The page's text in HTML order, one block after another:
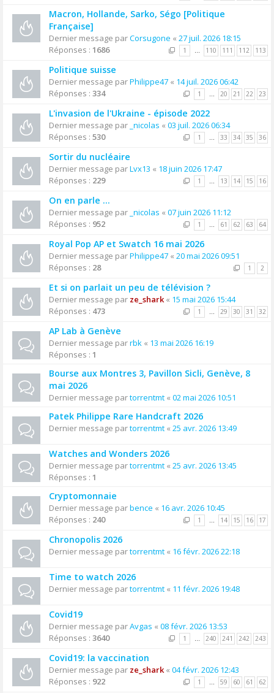
Macron, Hollande, Sarko, Ségo [Politique
Française]
Dernier message parCorsugone « 27 juil. 2026 18:15
Réponses : 1686 1 … 110 111 112 113
Politique suisse
Dernier message parPhilippe47 « 14 juil. 2026 06:42
Réponses : 334 1 … 20 21 22 23
L'invasion de l'Ukraine - épisode 2022
Dernier message par _nicolas « 03 juil. 2026 06:34
Réponses : 530 1 … 33 34 35 36
Sortir du nucléaire
Dernier message parLvx13 « 18 juin 2026 17:47
Réponses : 229 1 … 13 14 15 16
On en parle ...
Dernier message par _nicolas « 07 juin 2026 11:12
Réponses : 952 1 … 61 62 63 64
Royal Pop AP et Swatch 16 mai 2026
Dernier message parPhilippe47 « 20 mai 2026 09:51
Réponses : 28 1 2
Et si on parlait un peu de télévision ?
Dernier message par ze_shark« 15 mai 2026 15:44
Réponses : 473 1 … 29 30 31 32
AP Lab à Genève
Dernier message parrbk « 13 mai 2026 16:19
Réponses : 1
Bourse aux Montres 3, Pavillon Sicli, Genève, 8
mai 2026
Dernier message partorrentmt « 02 mai 2026 10:51
Patek Philippe Rare Handcraft 2026
Dernier message partorrentmt « 25 avr. 2026 13:49
Watches and Wonders 2026
Dernier message partorrentmt « 25 avr. 2026 13:45
Réponses : 1
Cryptomonnaie
Dernier message parbence « 16 avr. 2026 10:45
Réponses : 240 1 … 14 15 16 17
Chronopolis 2026
Dernier message partorrentmt « 16 févr. 2026 22:18
Time to watch 2026
Dernier message partorrentmt « 11 févr. 2026 19:48
Covid19
Dernier message parAvgas « 08 févr. 2026 13:53
Réponses : 3640 1 … 240 241 242 243
Covid19: la vaccination
Dernier message par ze_shark« 04 févr. 2026 12:43
Réponses : 922 1 … 59 60 61 62